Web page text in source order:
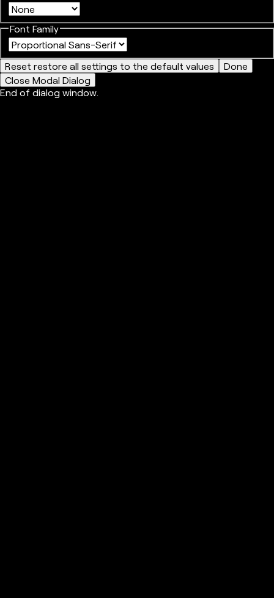
Font Family
Reset restore all settings to the default values
Done
Close Modal Dialog
End of dialog window.